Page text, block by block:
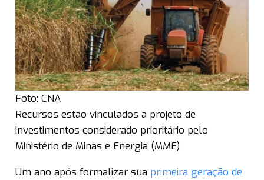
Foto: CNA
Recursos estão vinculados a projeto de
investimentos considerado prioritário pelo
Ministério de Minas e Energia (MME)
Um ano após formalizar sua primeira geração de